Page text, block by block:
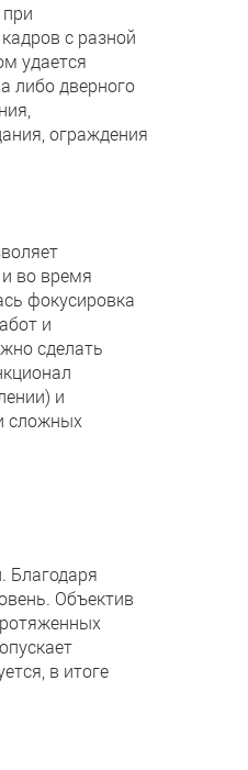
с разной
удается
либо дверного
ограждения
во время
фокусировка
и
сделать
и
сложных
Благодаря
Объектив
в итоге